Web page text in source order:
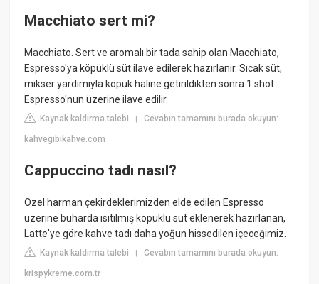
Macchiato sert mi?
Macchiato. Sert ve aromalı bir tada sahip olan Macchiato,
Espresso'ya köpüklü süt ilave edilerek hazırlanır. Sıcak süt,
mikser yardımıyla köpük haline getirildikten sonra 1 shot
Espresso'nun üzerine ilave edilir.
Kaynak kaldırma talebi |Cevabın tamamını burada okuyun:
kahvegibikahve.com
Cappuccino tadı nasıl?
Özel harman çekirdeklerimizden elde edilen Espresso
üzerine buharda ısıtılmış köpüklü süt eklenerek hazırlanan,
Latte'ye göre kahve tadı daha yoğun hissedilen içeceğimiz.
Kaynak kaldırma talebi |Cevabın tamamını burada okuyun:
krispykreme.com.tr